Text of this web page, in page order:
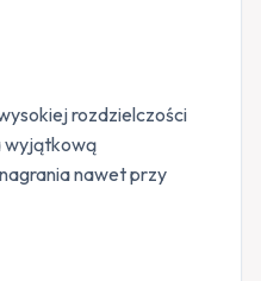
rozdzielczości
wyjątkową
nawet przy